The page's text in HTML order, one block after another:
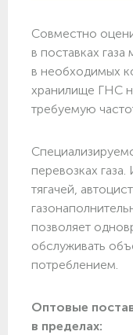
Совместно
в поставках
в необходимых
хранилище ГНС
требуемую
перевозках
тягачей,
позволяет
обслуживать
потреблением.
Оптовые
в пределах: